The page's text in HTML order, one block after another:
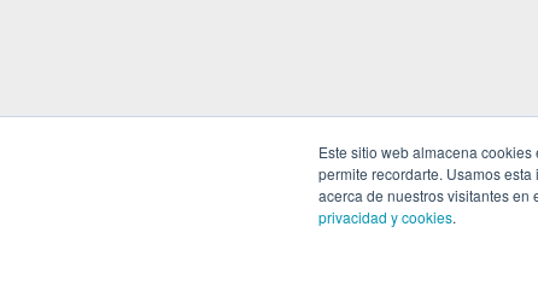
Este sitio web almacena
permite recordarte. Usamos
acerca de nuestros visitantes en
privacidad y cookies.